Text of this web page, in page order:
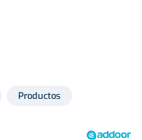
Productos